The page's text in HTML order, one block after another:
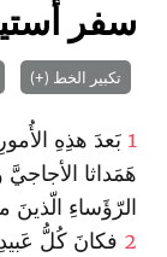
سفر أستير
تكبير الخط (+)
1 بَعدَ هذِهِ
هَمَداثا
الرّؤَساءِ الّذينَ
2 فكانَ كُلُّ